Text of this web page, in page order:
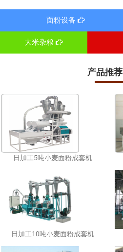
面粉设备
大米杂粮
产品推荐
日加工5吨小麦面粉成套机
日加工10吨小麦面粉成套机